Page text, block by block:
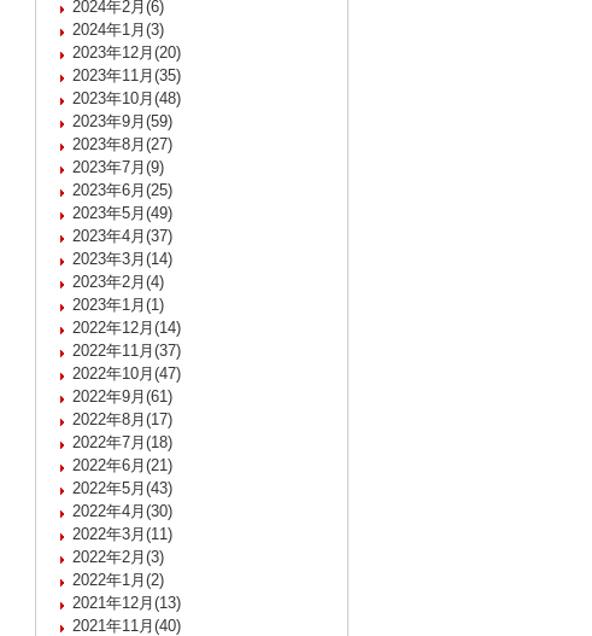
2024年2月(6)
2024年1月(3)
2023年12月(20)
2023年11月(35)
2023年10月(48)
2023年9月(59)
2023年8月(27)
2023年7月(9)
2023年6月(25)
2023年5月(49)
2023年4月(37)
2023年3月(14)
2023年2月(4)
2023年1月(1)
2022年12月(14)
2022年11月(37)
2022年10月(47)
2022年9月(61)
2022年8月(17)
2022年7月(18)
2022年6月(21)
2022年5月(43)
2022年4月(30)
2022年3月(11)
2022年2月(3)
2022年1月(2)
2021年12月(13)
2021年11月(40)